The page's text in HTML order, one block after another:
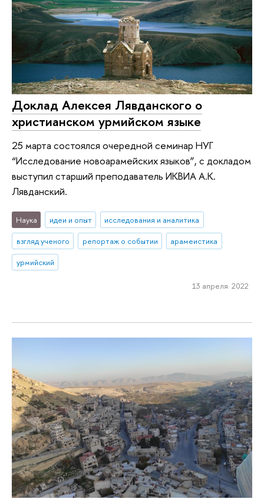
Доклад Алексея Лявданского о
христианском урмийском языке
25 марта состоялся очередной семинар НУГ
“Исследование новоарамейских языков”, с докладом
выступил старший преподаватель ИКВИА А.К.
Лявданский.
Наука идеи и опыт
исследования и аналитика
взгляд ученого
репортаж о событии
арамеистика
урмийский
13 апреля 2022